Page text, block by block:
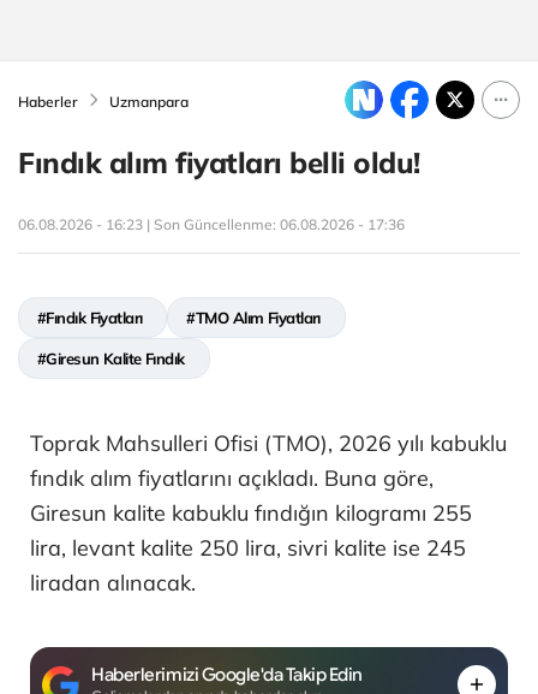
Haberler Uzmanpara
Fındık alım fiyatları belli oldu!
06.08.2026 - 16:23 | Son Güncellenme: 06.08.2026 - 17:36
#Fındık Fiyatları #TMO Alım Fiyatları
#Giresun Kalite Fındık
Toprak Mahsulleri Ofisi (TMO), 2026 yılı kabuklu
fındık alım fiyatlarını açıkladı. Buna göre,
Giresun kalite kabuklu fındığın kilogramı 255
lira, levant kalite 250 lira, sivri kalite ise 245
liradan alınacak.
Haberlerimizi Google'da Takip Edin